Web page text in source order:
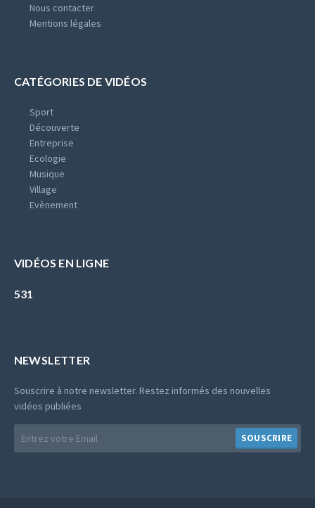
Nous contacter
Mentions légales
CATÉGORIES DE VIDÉOS
Sport
Découverte
Entreprise
Ecologie
Musique
Village
Evènement
VIDÉOS EN LIGNE
531
NEWSLETTER
Souscrire à notre newsletter. Restez informés des nouvelles
vidéos publiées
SOUSCRIRE